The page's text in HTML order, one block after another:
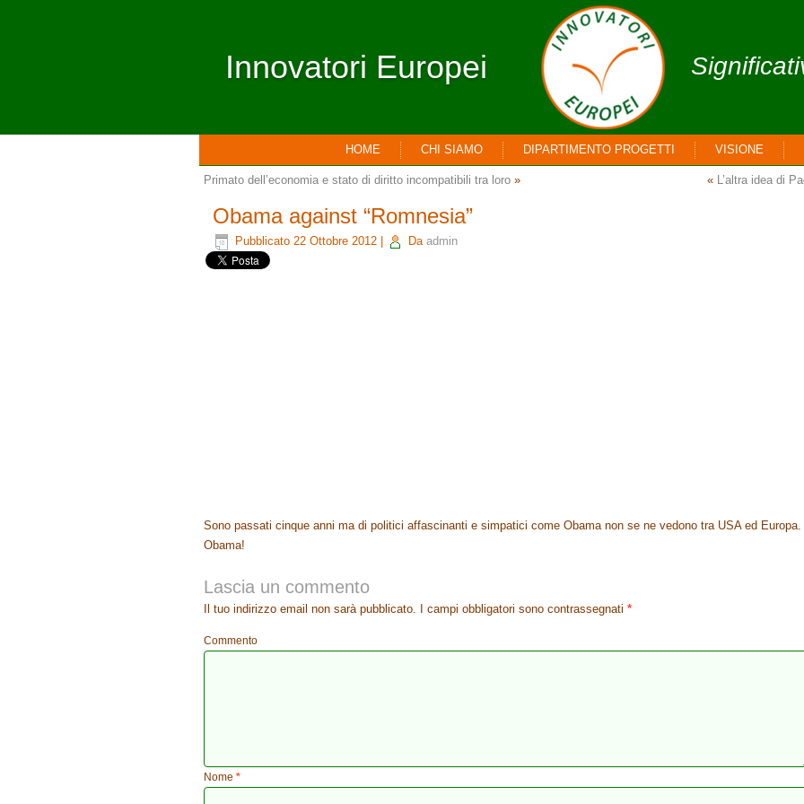
Innovatori Europei
HOME CHI SIAMO DIPARTIMENTO PROGETTI VISIONE
Primato dell’economia e stato di diritto incompatibili tra loro » « L’altra idea di
Obama against “Romnesia”
Pubblicato 22 Ottobre 2012 Da admin
Sono passati cinque anni ma di politici affascinanti e simpatici come Obama non se ne vedono tra USA ed Europa.
Obama!
Lascia un commento
Il tuo indirizzo email non sarà pubblicato. I campi obbligatori sono contrassegnati *
Commento
Nome *